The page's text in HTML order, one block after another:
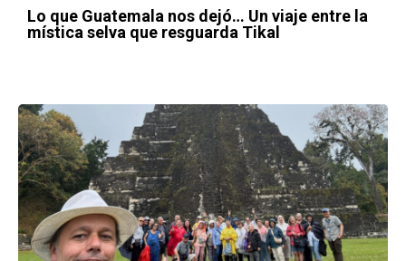
Lo que Guatemala nos dejó… Un viaje entre la
mística selva que resguarda Tikal